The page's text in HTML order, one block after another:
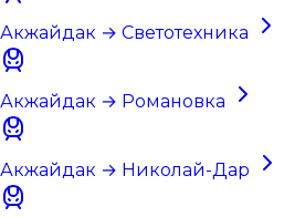
Акжайдак → Светотехника
Акжайдак → Романовка
Акжайдак → Николай-Дар